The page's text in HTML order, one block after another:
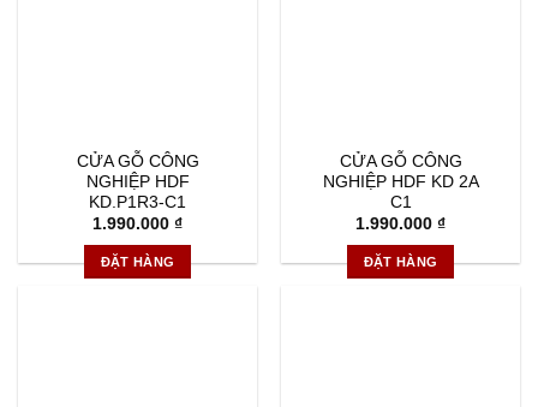
CỬA GỖ CÔNG
NGHIỆP HDF
KD.P1R3-C1
1.990.000 ₫
ĐẶT HÀNG
CỬA GỖ CÔNG
NGHIỆP HDF KD 2A
C1
1.990.000 ₫
ĐẶT HÀNG